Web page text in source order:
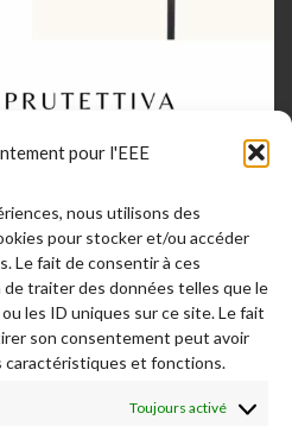
pour l'EEE
nous utilisons des
pour stocker et/ou accéder
Le fait de consentir à ces
traiter des données telles que le
les ID uniques sur ce site. Le fait
son consentement peut avoir
et fonctions.
Toujours activé
Suivez-nous sur Instagram